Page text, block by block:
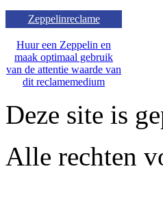
Zeppelinreclame
Huur een Zeppelin en
maak optimaal gebruik
van de attentie waarde van
dit reclamemedium
Deze site is
Alle rechten